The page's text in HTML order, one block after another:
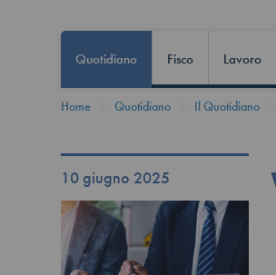
Quotidiano Fisco Lavoro
Home Quotidiano Il Quotidiano
10 giugno 2025